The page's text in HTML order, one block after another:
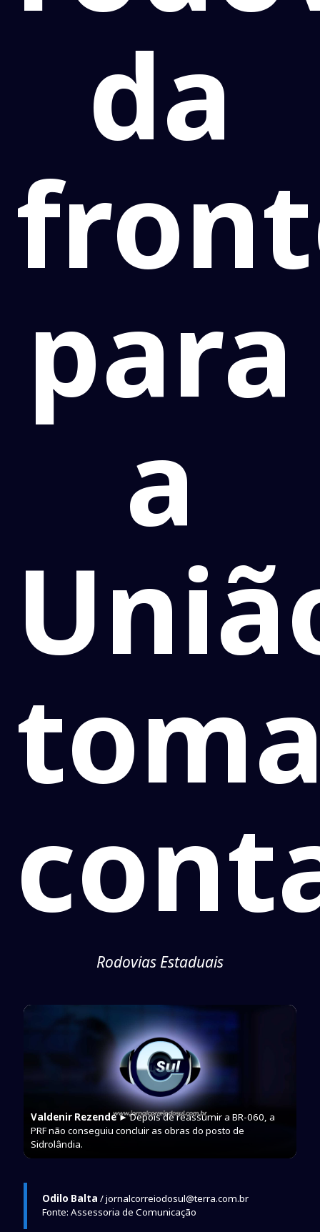
da
para
a
Rodovias Estaduais
Valdenir Rezende► Depois de reassumir a BR-060, a
PRF não conseguiu concluir as obras do posto de
Sidrolândia.
Odilo Balta / jornalcorreiodosul@terra.com.br
Fonte: Assessoria de Comunicação